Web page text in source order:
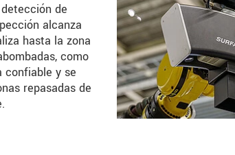
de
alcanza
hasta la zona
como
confiable y se
repasadas de